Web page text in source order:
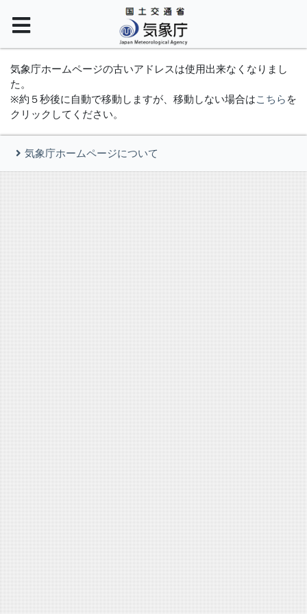
気象庁ホームページの古いアドレスは使用出来なくなりまし
た。
※約５秒後に自動で移動しますが、移動しない場合はこちら を
クリックしてください。
気象庁ホームページについて